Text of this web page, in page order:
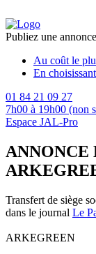
Publiez une
Au coût le
En
01 84 21 09 27
7h00 à 19h00 (non
Espace JAL-Pro
ANNONCE
Transfert de siège
dans le journal Le
ARKEGREEN